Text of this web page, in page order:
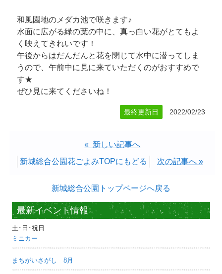
和風園地のメダカ池で咲きます♪
水面に広がる緑の葉の中に、真っ白い花がとてもよ
く映えてきれいです！
午後からはだんだんと花を閉じて水中に潜ってしま
うので、午前中に見に来ていただくのがおすすめで
す★
ぜひ見に来てくださいね！
最終更新日 2022/02/23
« 新しい記事へ
新城総合公園花ごよみTOPにもどる
次の記事へ »
新城総合公園トップページへ戻る
最新イベント情報
土･日･祝日
ミニカー
まちがいさがし 8月